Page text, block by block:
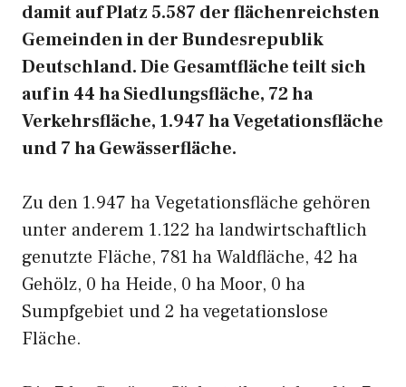
damit auf Platz 5.587 der flächenreichsten
Gemeinden in der Bundesrepublik
Deutschland. Die Gesamtfläche teilt sich
auf in 44 ha Siedlungsfläche, 72 ha
Verkehrsfläche, 1.947 ha Vegetationsfläche
und 7 ha Gewässerfläche.
Zu den 1.947 ha Vegetationsfläche gehören
unter anderem 1.122 ha landwirtschaftlich
genutzte Fläche, 781 ha Waldfläche, 42 ha
Gehölz, 0 ha Heide, 0 ha Moor, 0 ha
Sumpfgebiet und 2 ha vegetationslose
Fläche.